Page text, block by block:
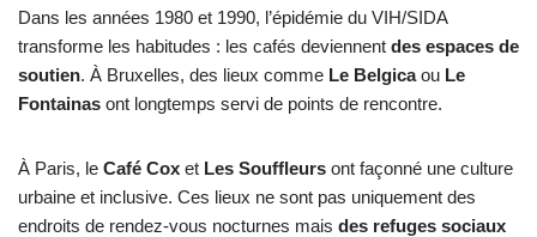
Dans les années 1980 et 1990, l’épidémie du VIH/SIDA
transforme les habitudes : les cafés deviennent des espaces de
soutien. À Bruxelles, des lieux comme Le Belgicaou Le
Fontainas ont longtemps servi de points de rencontre.
À Paris, le Café Cox et Les Souffleurs ont façonné une culture
urbaine et inclusive. Ces lieux ne sont pas uniquement des
endroits de rendez-vous nocturnes mais des refuges sociaux